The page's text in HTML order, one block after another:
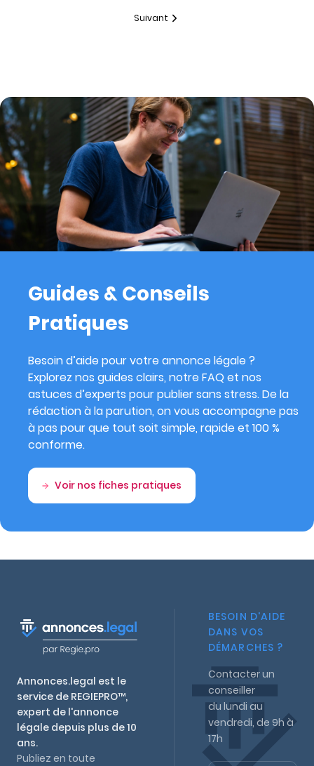
Suivant
Guides & Conseils
Pratiques
Besoin d’aide pour votre annonce légale ?
Explorez nos guides clairs, notre FAQ et nos
astuces d’experts pour publier sans stress. De la
rédaction à la parution, on vous accompagne pas
à pas pour que tout soit simple, rapide et 100 %
conforme.
Voir nos fiches pratiques
Annonces.legal est le
service de REGIEPRO™,
expert de l'annonce
légale depuis plus de 10
ans.
Publiez en toute
BESOIN D'AIDE
DANS VOS
DÉMARCHES ?
Contacter un
conseiller
du lundi au
vendredi, de 9h à
17h